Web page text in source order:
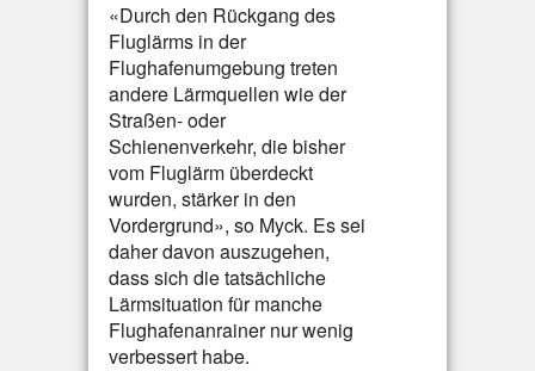
«Durch den Rückgang des
Fluglärms in der
Flughafenumgebung treten
andere Lärmquellen wie der
Straßen- oder
Schienenverkehr, die bisher
vom Fluglärm überdeckt
wurden, stärker in den
Vordergrund», so Myck. Es sei
daher davon auszugehen,
dass sich die tatsächliche
Lärmsituation für manche
Flughafenanrainer nur wenig
verbessert habe.